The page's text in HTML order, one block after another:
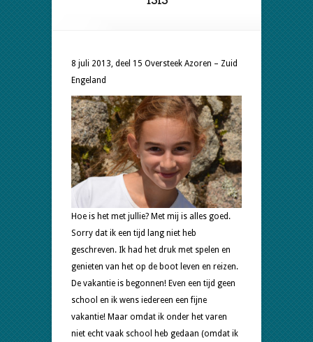
8 juli 2013, deel 15 Oversteek Azoren – Zuid
Engeland
Hoe is het met jullie? Met mij is alles goed.
Sorry dat ik een tijd lang niet heb
geschreven. Ik had het druk met spelen en
genieten van het op de boot leven en reizen.
De vakantie is begonnen! Even een tijd geen
school en ik wens iedereen een fijne
vakantie! Maar omdat ik onder het varen
niet echt vaak school heb gedaan (omdat ik